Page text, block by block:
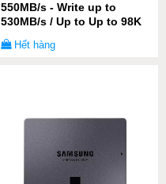
550MB/s - Write up to
530MB/s / Up to Up to 98K
MLC V-NAND 4 bit /
Hết hàng